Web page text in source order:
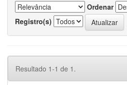
Ordenar
Registro(s)
Resultado 1-1 de 1.